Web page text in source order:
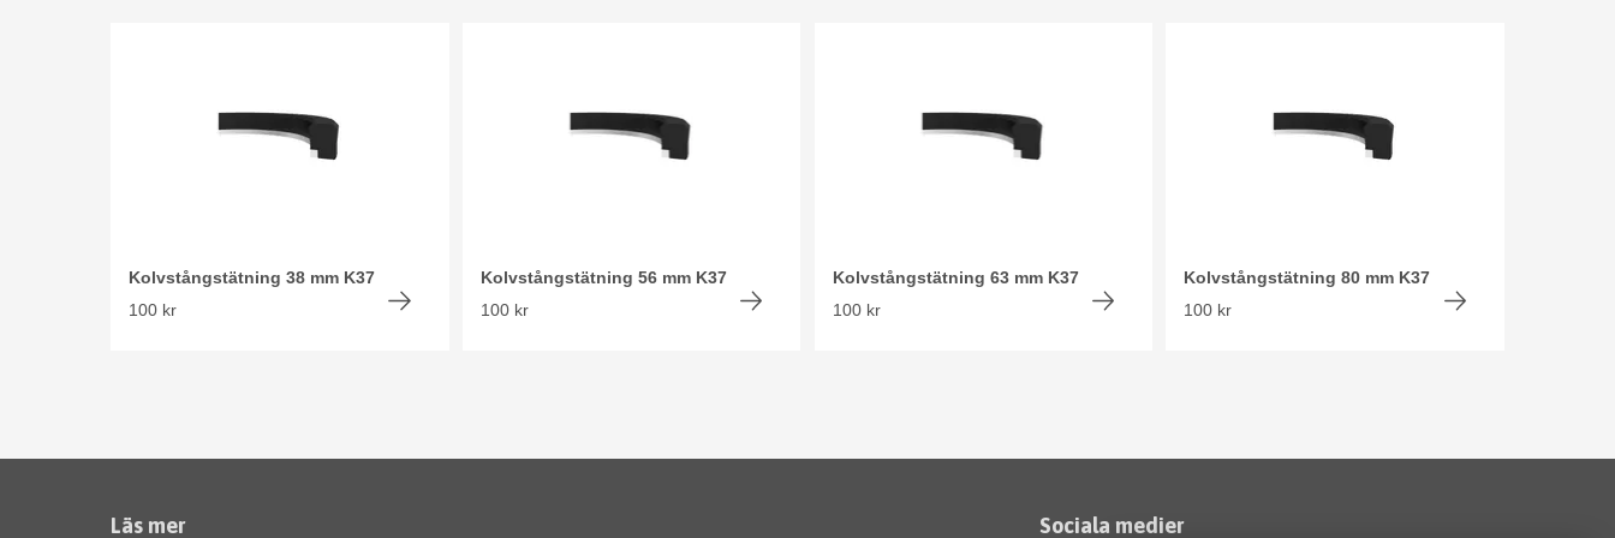
Kolvstångstätning 38 mm K37
100 kr
Kolvstångstätning 56 mm K37
100 kr
Kolvstångstätning 63 mm K37
100 kr
Kolvstångstätning 80 mm K37
100 kr
Läs mer Sociala medier